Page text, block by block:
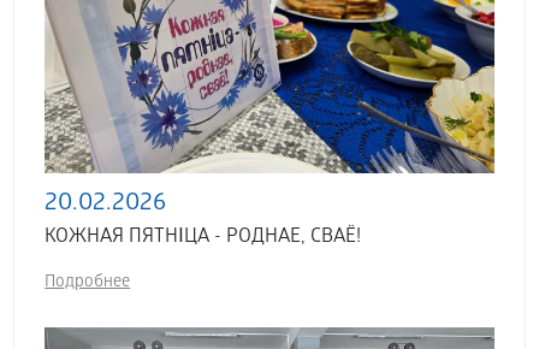
20.02.2026
КОЖНАЯ ПЯТНІЦА - РОДНАЕ, СВАЁ!
Подробнее